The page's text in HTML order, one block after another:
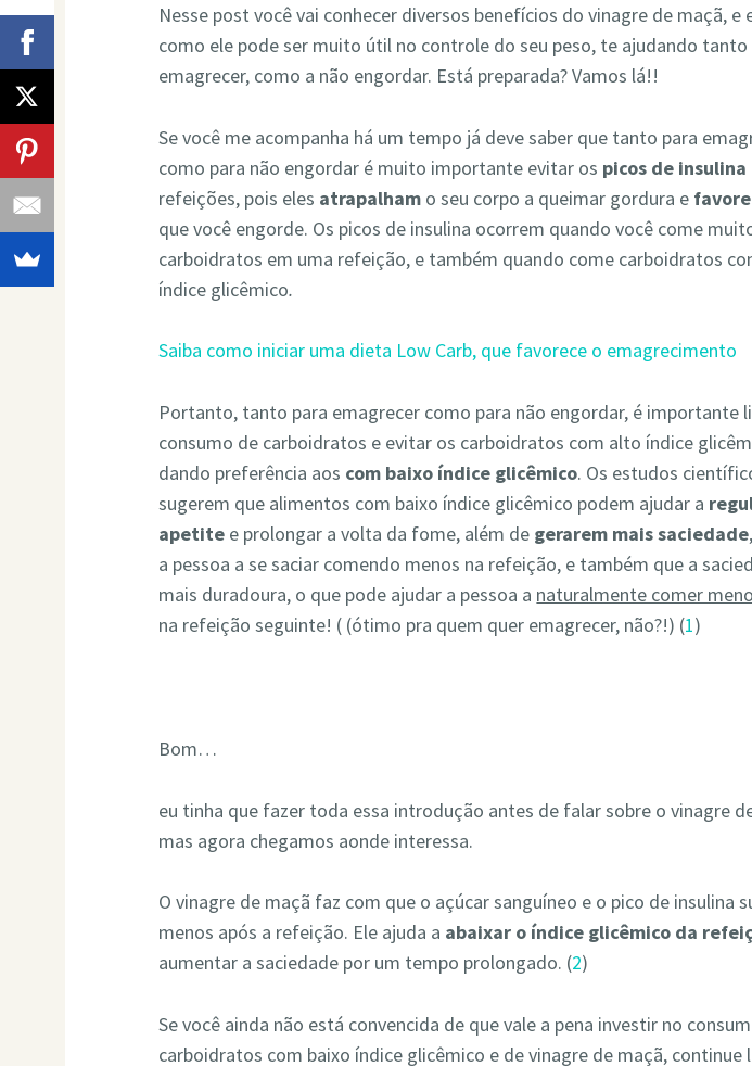
Nesse post você vai conhecer diversos benefícios do vinagre de maçã, e
como ele pode ser muito útil no controle do seu peso, te ajudando tanto
emagrecer, como a não engordar. Está preparada? Vamos lá!!
Se você me acompanha há um tempo já deve saber que tanto para
como para não engordar é muito importante evitar os picos de insulina
refeições, pois eles atrapalham o seu corpo a queimar gordura e
que você engorde. Os picos de insulina ocorrem quando você come
carboidratos em uma refeição, e também quando come carboidratos
índice glicêmico.
Saiba como iniciar uma dieta Low Carb, que favorece o emagrecimento
Portanto, tanto para emagrecer como para não engordar, é importante
consumo de carboidratos e evitar os carboidratos com alto índice
dando preferência aos com baixo índice glicêmico. Os estudos
sugerem que alimentos com baixo índice glicêmico podem ajudar a
apetite e prolongar a volta da fome, além de gerarem mais saciedade
a pessoa a se saciar comendo menos na refeição, e também que a
mais duradoura, o que pode ajudar a pessoa a naturalmente comer
na refeição seguinte! ( (ótimo pra quem quer emagrecer, não?!) (1)
Bom…
eu tinha que fazer toda essa introdução antes de falar sobre o vinagre
mas agora chegamos aonde interessa.
O vinagre de maçã faz com que o açúcar sanguíneo e o pico de insulina
menos após a refeição. Ele ajuda a abaixar o índice glicêmico da
aumentar a saciedade por um tempo prolongado. (2)
Se você ainda não está convencida de que vale a pena investir no
carboidratos com baixo índice glicêmico e de vinagre de maçã,